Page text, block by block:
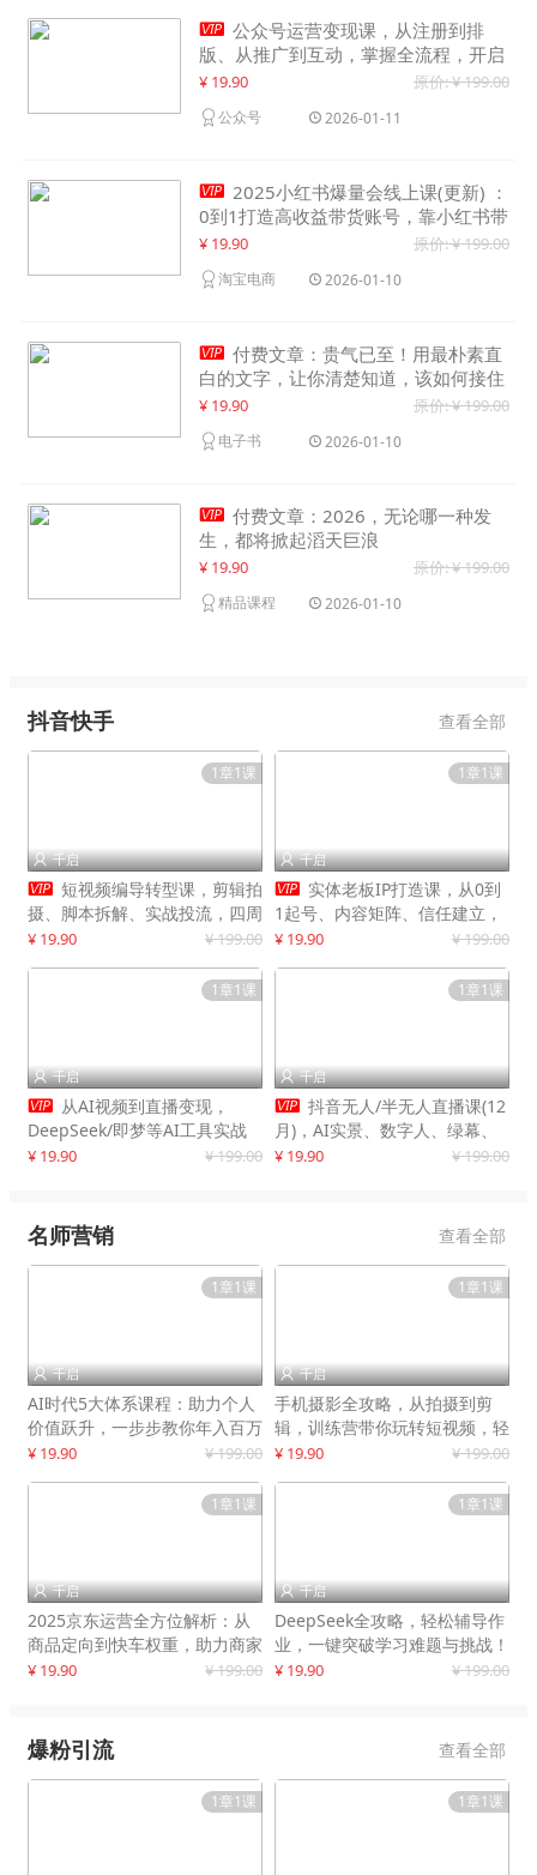
 公众号运营变现课，从注册到排
版、从推广到互动，掌握全流程，开启
个人品牌月入30000+
¥ 19.90 原价: ¥ 199.00
公众号 2026-01-11
 2025小红书爆量会线上课(更新) ：
0到1打造高收益带货账号，靠小红书带
货年入100w？机会来了！
¥ 19.90 原价: ¥ 199.00
淘宝电商 2026-01-10
 付费文章：贵气已至！用最朴素直
白的文字，让你清楚知道，该如何接住
这一次时代的泼天富贵
¥ 19.90 原价: ¥ 199.00
电子书 2026-01-10
 付费文章：2026，无论哪一种发
生，都将掀起滔天巨浪
¥ 19.90 原价: ¥ 199.00
精品课程 2026-01-10
抖音快手 查看全部
1章1课
 千启
 短视频编导转型课，剪辑拍
摄、脚本拆解、实战投流，四周
系统教学，快速入行月入2w+
¥ 19.90 ¥ 199.00
1章1课
 千启
 实体老板IP打造课，从0到
1起号、内容矩阵、信任建立，
打造门店IP，稳定获客增收
¥ 19.90 ¥ 199.00
1章1课
 千启
 从AI视频到直播变现，
DeepSeek/即梦等AI工具实战
教学，生产爆款视频，打造高流
¥ 19.90 ¥ 199.00
1章1课
 千启
 抖音无人/半无人直播课(12
月)，AI实景、数字人、绿幕、
多种玩法、24小时自动盈利
¥ 19.90 ¥ 199.00
名师营销 查看全部
1章1课
 千启
AI时代5大体系课程：助力个人
价值跃升，一步步教你年入百万
¥ 19.90 ¥ 199.00
1章1课
 千启
手机摄影全攻略，从拍摄到剪
辑，训练营带你玩转短视频，轻
松拍大片
¥ 19.90 ¥ 199.00
1章1课
 千启
2025京东运营全方位解析：从
商品定向到快车权重，助力商家
打造爆款商品
¥ 19.90 ¥ 199.00
1章1课
 千启
DeepSeek全攻略，轻松辅导作
业，一键突破学习难题与挑战！
¥ 19.90 ¥ 199.00
爆粉引流 查看全部
1章1课 1章1课